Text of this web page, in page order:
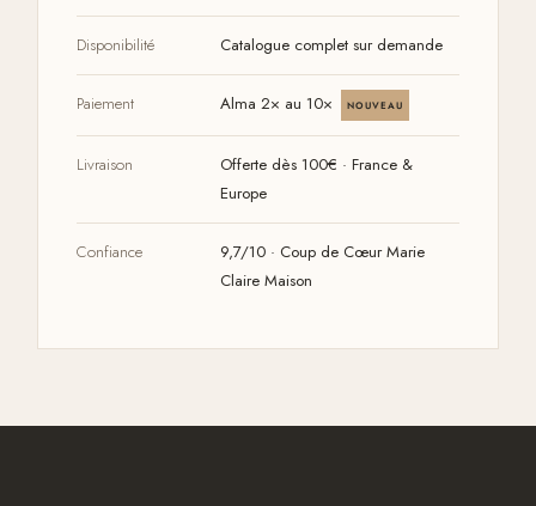
Disponibilité Catalogue complet sur demande
Paiement Alma 2× au 10× NOUVEAU
Livraison
Offerte dès 100€ · France &
Europe
Confiance
9,7/10 · Coup de Cœur Marie
Claire Maison